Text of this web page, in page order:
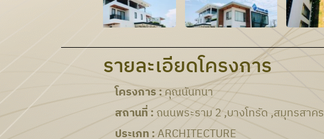
รายละเอียดโครงการ
โครงการ :คุณนันทนา
สถานที่ :ถนนพระราม 2 ,บางโทรัด ,สมุทรสาคร
ประเภท :ARCHITECTURE